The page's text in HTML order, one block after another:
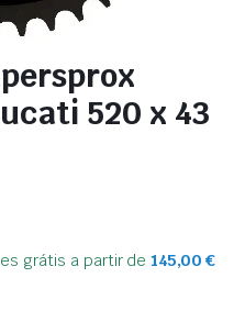
520 x 43
grátis a partir de145,00 €